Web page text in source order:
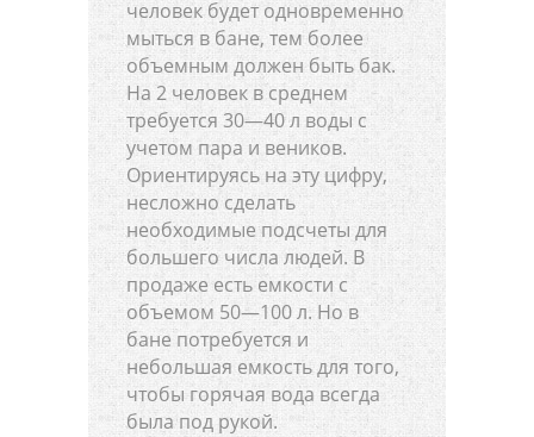
человек будет одновременно
мыться в бане, тем более
объемным должен быть бак.
На 2 человек в среднем
требуется 30—40 л воды с
учетом пара и веников.
Ориентируясь на эту цифру,
несложно сделать
необходимые подсчеты для
большего числа людей. В
продаже есть емкости с
объемом 50—100 л. Но в
бане потребуется и
небольшая емкость для того,
чтобы горячая вода всегда
была под рукой.